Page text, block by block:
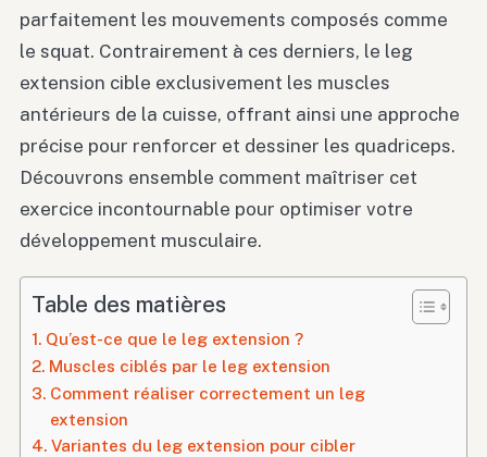
parfaitement les mouvements composés comme
le squat. Contrairement à ces derniers, le leg
extension cible exclusivement les muscles
antérieurs de la cuisse, offrant ainsi une approche
précise pour renforcer et dessiner les quadriceps.
Découvrons ensemble comment maîtriser cet
exercice incontournable pour optimiser votre
développement musculaire.
Table des matières
Qu’est-ce que le leg extension ?
Muscles ciblés par le leg extension
Comment réaliser correctement un leg
extension
Variantes du leg extension pour cibler